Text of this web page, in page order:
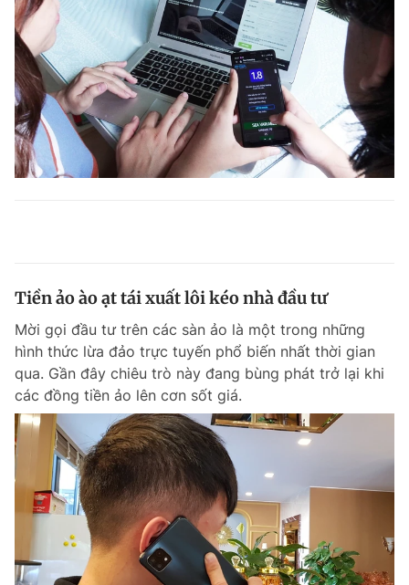
Tiền ảo ào ạt tái xuất lôi kéo nhà đầu tư
Mời gọi đầu tư trên các sàn ảo là một trong những
hình thức lừa đảo trực tuyến phổ biến nhất thời gian
qua. Gần đây chiêu trò này đang bùng phát trở lại khi
các đồng tiền ảo lên cơn sốt giá.